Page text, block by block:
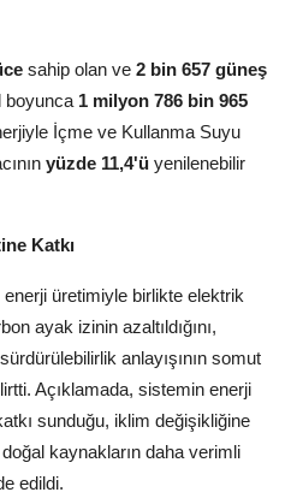
sahip olan ve 2 bin 657 güneş
boyunca 1 milyon 786 bin 965
İçme ve Kullanma Suyu
yüzde 11,4'ü yenilenebilir
Katkı
üretimiyle birlikte elektrik
ayak izinin azaltıldığını,
anlayışının somut
Açıklamada, sistemin enerji
sunduğu, iklim değişikliğine
kaynakların daha verimli
edildi.